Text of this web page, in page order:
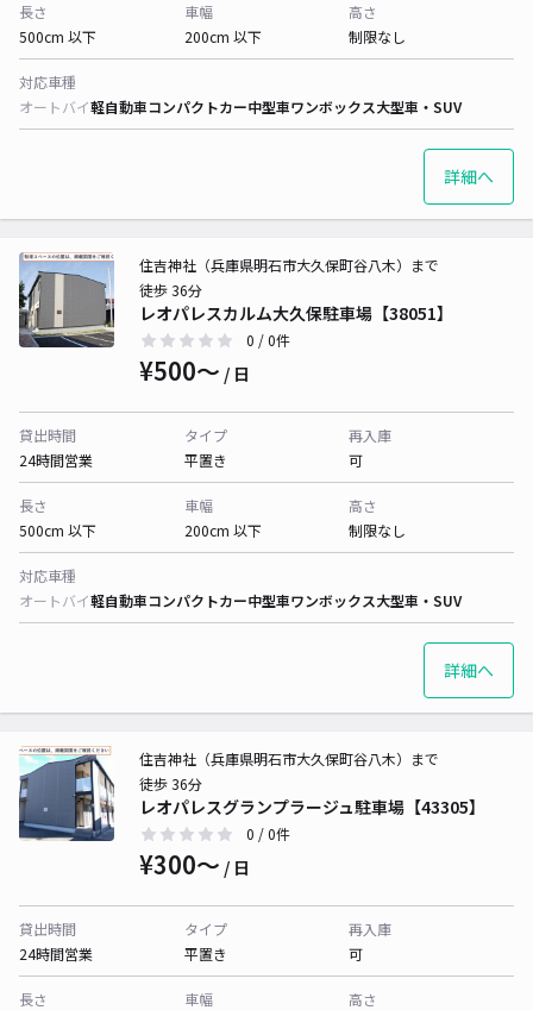
長さ
500cm 以下
車幅
200cm 以下
高さ
制限なし
対応車種
オートバイ軽自動車コンパクトカー中型車ワンボックス大型車・SUV
詳細へ
レオパレスカルム大久保駐車場【38051】
住吉神社（兵庫県明石市大久保町谷八木）まで
徒歩 36分
0 / 0件
¥500〜 / 日
貸出時間
24時間営業
タイプ
平置き
再入庫
可
長さ
500cm 以下
車幅
200cm 以下
高さ
制限なし
対応車種
オートバイ軽自動車コンパクトカー中型車ワンボックス大型車・SUV
詳細へ
レオパレスグランプラージュ駐車場【43305】
住吉神社（兵庫県明石市大久保町谷八木）まで
徒歩 36分
0 / 0件
¥300〜 / 日
貸出時間
24時間営業
タイプ
平置き
再入庫
可
長さ
車幅
高さ